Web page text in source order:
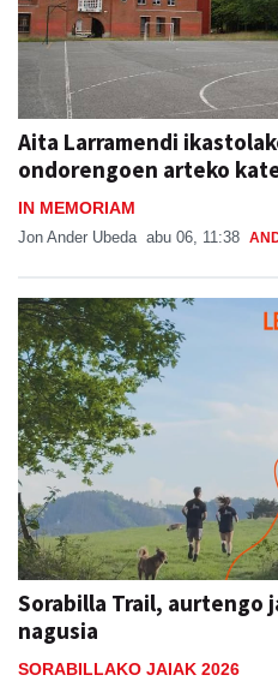
Aita Larramendi
ondorengoen arteko
IN MEMORIAM
Jon Ander Ubeda abu 06, 11:38
Sorabilla Trail, aurtengo
nagusia
SORABILLAKO JAIAK 2026